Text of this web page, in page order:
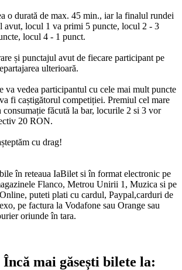
o durată de max. 45 min., iar la finalul rundei
avut, locul 1 va primi 5 puncte, locul 2 - 3
locul 4 - 1 punct.
și punctajul avut de fiecare participant pe
ulterioară.
va vedea participantul cu cele mai mult puncte
fi caștigătorul competiției. Premiul cel mare
făcută la bar, locurile 2 si 3 vor
20 RON.
cu drag!
în reteaua IaBilet si în format electronic pe
Flanco, Metrou Unirii 1, Muzica si pe
puteti plati cu cardul, Paypal,carduri de
pe factura la Vodafone sau Orange sau
oriunde în tara.
Încă mai găsești bilete la: